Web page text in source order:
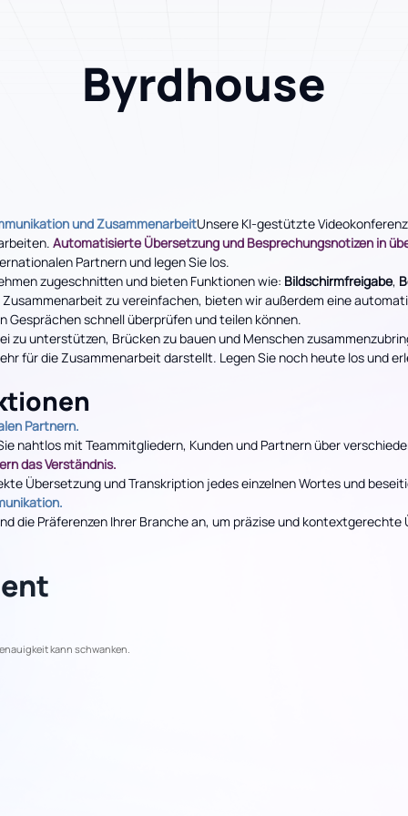
Byrdhouse
und ZusammenarbeitUnsere KI-gestützte
Automatisierte Übersetzung und Besprechungsnotizen in
Partnern und legen Sie los.
zugeschnitten und bieten Funktionen wie: Bildschirmfreigabe,
zu vereinfachen, bieten wir außerdem eine
Gesprächen schnell überprüfen und teilen können.
zu unterstützen, Brücken zu bauen und Menschen
für die Zusammenarbeit darstellt. Legen Sie noch heute los und
Partnern.
nahtlos mit Teammitgliedern, Kunden und Partnern über
das Verständnis.
Übersetzung und Transkription jedes einzelnen Wortes und
die Präferenzen Ihrer Branche an, um präzise und
kann schwanken.